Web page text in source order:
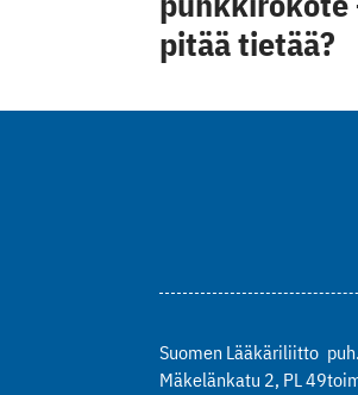
pitää tietää?
Suomen Lääkäriliitto
Mäkelänkatu 2, PL 49